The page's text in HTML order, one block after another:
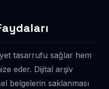
tasarrufu sağlar hem
eder. Dijital arşiv
belgelerin saklanması